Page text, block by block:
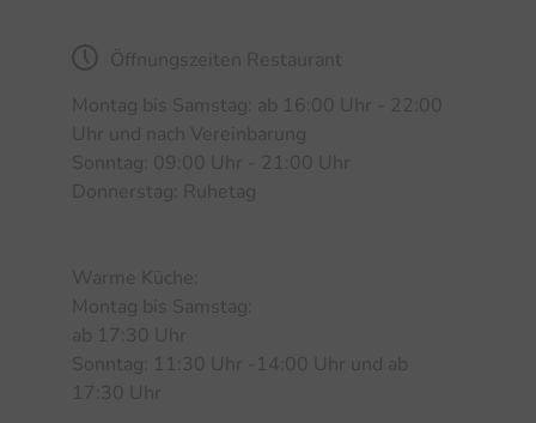
Öffnungszeiten Restaurant
Montag bis
Samstag: ab 16:00 Uhr - 22:00
Uhr und
nach Vereinbarung
Sonntag: 09:00 Uhr - 21:00 Uhr
Donnerstag: Ruhetag
Warme Küche:
Montag bis Samstag:
ab 17:30 Uhr
Sonntag: 11:30 Uhr -14:00 Uhr und ab
17:30 Uhr